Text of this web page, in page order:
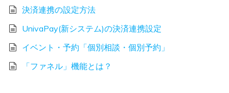
決済連携の設定方法
UnivaPay(新システム)の決済連携設定
イベント・予約「個別相談・個別予約」
「ファネル」機能とは？